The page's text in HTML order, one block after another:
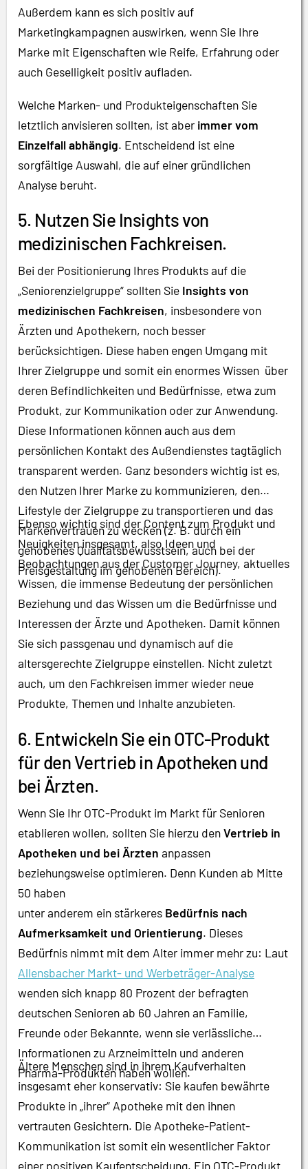
Außerdem kann es sich positiv auf
Marketingkampagnen auswirken, wenn Sie Ihre
Marke mit Eigenschaften wie Reife, Erfahrung oder
auch Geselligkeit positiv aufladen.
Welche Marken- und Produkteigenschaften Sie
letztlich anvisieren sollten, ist aber immer vom
Einzelfall abhängig. Entscheidend ist eine
sorgfältige Auswahl, die auf einer gründlichen
Analyse beruht.
5. Nutzen Sie Insights von
medizinischen Fachkreisen.
Bei der Positionierung Ihres Produkts auf die
„Seniorenzielgruppe“ sollten Sie Insights von
medizinischen Fachkreisen, insbesondere von
Ärzten und Apothekern, noch besser
berücksichtigen. Diese haben engen Umgang mit
Ihrer Zielgruppe und somit ein enormes Wissen über
deren Befindlichkeiten und Bedürfnisse, etwa zum
Produkt, zur Kommunikation oder zur Anwendung.
Diese Informationen können auch aus dem
persönlichen Kontakt des Außendienstes tagtäglich
transparent werden. Ganz besonders wichtig ist es,
den Nutzen Ihrer Marke zu kommunizieren, den
Lifestyle der Zielgruppe zu transportieren und das
Markenvertrauen zu wecken (z. B. durch ein
gehobenes Qualitätsbewusstsein, auch bei der
Preisgestaltung im gehobenen Bereich).
Ebenso wichtig sind der Content zum Produkt und
Neuigkeiten insgesamt, also Ideen und
Beobachtungen aus der Customer Journey, aktuelles
Wissen, die immense Bedeutung der persönlichen
Beziehung und das Wissen um die Bedürfnisse und
Interessen der Ärzte und Apotheken. Damit können
Sie sich passgenau und dynamisch auf die
altersgerechte Zielgruppe einstellen. Nicht zuletzt
auch, um den Fachkreisen immer wieder neue
Produkte, Themen und Inhalte anzubieten.
6. Entwickeln Sie ein OTC-Produkt
für den Vertrieb in Apotheken und
bei Ärzten.
Wenn Sie Ihr OTC-Produkt im Markt für Senioren
etablieren wollen, sollten Sie hierzu denVertrieb in
Apotheken und bei Ärzten anpassen
beziehungsweise optimieren. Denn Kunden ab Mitte
50 haben
unter anderem ein stärkeres Bedürfnis nach
Aufmerksamkeit und Orientierung. Dieses
Bedürfnis nimmt mit dem Alter immer mehr zu: Laut
Allensbacher Markt- und Werbeträger-Analyse
wenden sich knapp 80 Prozent der befragten
deutschen Senioren ab 60 Jahren an Familie,
Freunde oder Bekannte, wenn sie verlässliche
Informationen zu Arzneimitteln und anderen
Pharma-Produkten haben wollen.
Ältere Menschen sind in ihrem Kaufverhalten
insgesamt eher konservativ: Sie kaufen bewährte
Produkte in „ihrer“ Apotheke mit den ihnen
vertrauten Gesichtern. Die Apotheke-Patient-
Kommunikation ist somit ein wesentlicher Faktor
einer positiven Kaufentscheidung. Ein OTC-Produkt